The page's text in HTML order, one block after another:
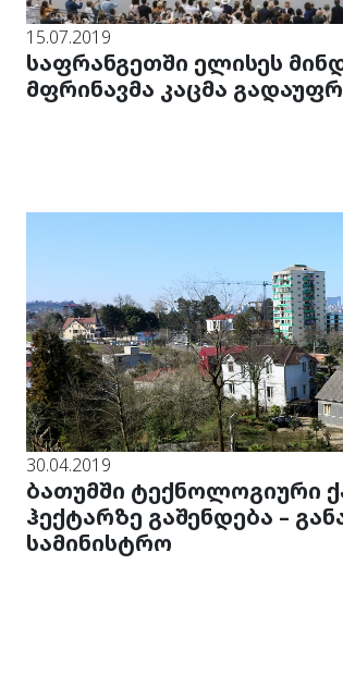
15.07.2019
საფრანგეთში ელისეს
მფრინავმა კაცმა
30.04.2019
ბათუმში ტექნოლოგიური
ჰექტარზე გაშენდება –
სამინისტრო